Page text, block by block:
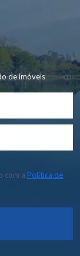
de imóveis
com a Política de